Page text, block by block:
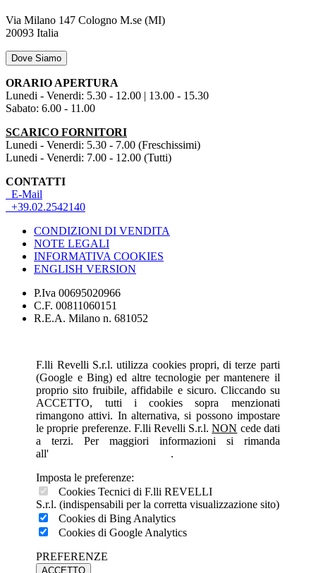
Via Milano 147 Cologno M.se (MI)
20093 Italia
Dove Siamo
ORARIO APERTURA
Lunedi - Venerdi: 5.30 - 12.00 | 13.00 - 15.30
Sabato: 6.00 - 11.00
SCARICO FORNITORI
Lunedi - Venerdi: 5.30 - 7.00 (Freschissimi)
Lunedi - Venerdi: 7.00 - 12.00 (Tutti)
CONTATTI
E-Mail
+39.02.2542140
CONDIZIONI DI VENDITA
NOTE LEGALI
INFORMATIVA COOKIES
ENGLISH VERSION
P.Iva 00695020966
C.F. 00811060151
R.E.A. Milano n. 681052
F.lli Revelli S.r.l. utilizza cookies propri, di terze parti
(Google e Bing) ed altre tecnologie per mantenere il
proprio sito fruibile, affidabile e sicuro. Cliccando su
ACCETTO, tutti i cookies sopra menzionati
rimangono attivi. In alternativa, si possono impostare
le proprie preferenze. F.lli Revelli S.r.l.NON cede dati
a terzi. Per maggiori informazioni si rimanda
all'
.
Imposta le preferenze:
Cookies Tecnici di F.lli REVELLI
S.r.l. (indispensabili per la corretta visualizzazione sito)
Cookies di Bing Analytics
Cookies di Google Analytics
PREFERENZE
ACCETTO